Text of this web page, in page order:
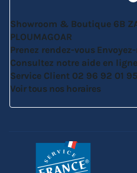
Showroom & Boutique 6B
PLOUMAGOAR
Prenez rendez-vous
Consultez notre aide en ligne
Service Client 02 96 92 01 95
Voir tous nos horaires